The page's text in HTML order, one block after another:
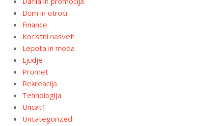
Dom in otroci
Finance
Koristni nasveti
Lepota in moda
Ljudje
Promet
Rekreacija
Tehnologija
Uncat1
Uncategorized